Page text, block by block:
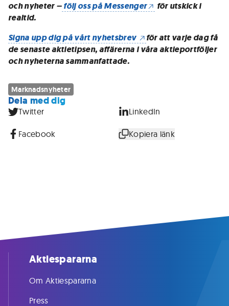
och nyheter –följ oss på Messenger
för utskick i
realtid.
Signa upp dig på vårt nyhetsbrev
för att varje dag få
de senaste aktietipsen, affärerna i våra aktieportföljer
och nyheterna sammanfattade.
Marknadsnyheter
Dela med dig
Twitter LinkedIn
Facebook Kopiera länk
Aktiespararna
Om Aktiespararna
Press